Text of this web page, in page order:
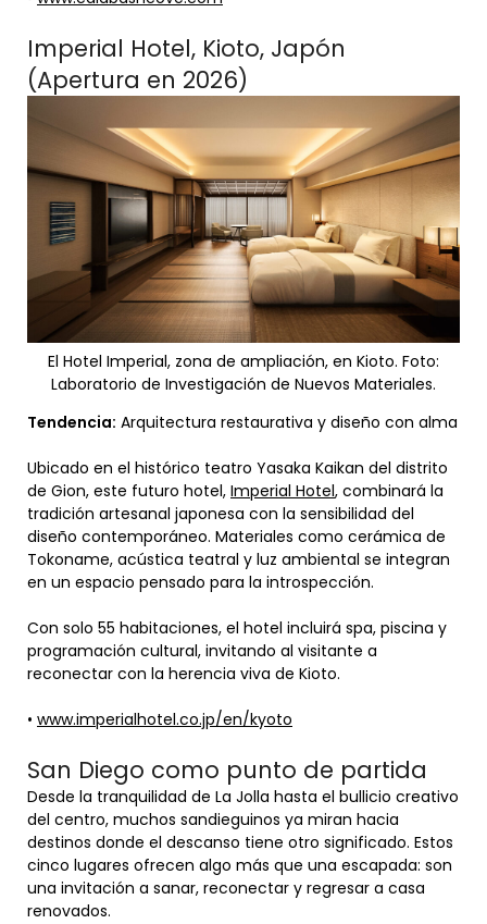
Imperial Hotel, Kioto, Japón
(Apertura en 2026)
El Hotel Imperial, zona de ampliación, en Kioto. Foto:
Laboratorio de Investigación de Nuevos Materiales.
Tendencia: Arquitectura restaurativa y diseño con alma
Ubicado en el histórico teatro Yasaka Kaikan del distrito
de Gion, este futuro hotel, Imperial Hotel, combinará la
tradición artesanal japonesa con la sensibilidad del
diseño contemporáneo. Materiales como cerámica de
Tokoname, acústica teatral y luz ambiental se integran
en un espacio pensado para la introspección.
Con solo 55 habitaciones, el hotel incluirá spa, piscina y
programación cultural, invitando al visitante a
reconectar con la herencia viva de Kioto.
• www.imperialhotel.co.jp/en/kyoto
San Diego como punto de partida
Desde la tranquilidad de La Jolla hasta el bullicio creativo
del centro, muchos sandieguinos ya miran hacia
destinos donde el descanso tiene otro significado. Estos
cinco lugares ofrecen algo más que una escapada: son
una invitación a sanar, reconectar y regresar a casa
renovados.